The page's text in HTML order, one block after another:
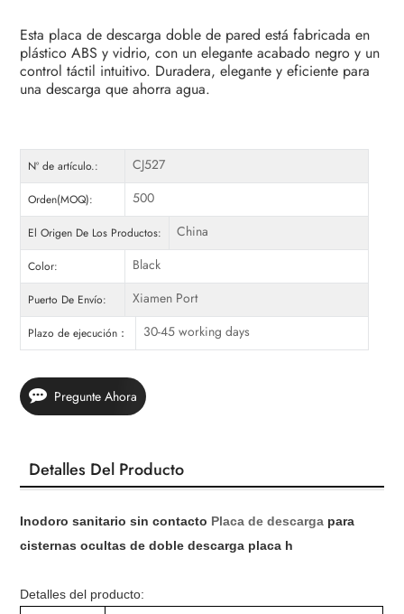
Esta placa de descarga doble de pared está fabricada en
plástico ABS y vidrio, con un elegante acabado negro y un
control táctil intuitivo. Duradera, elegante y eficiente para
una descarga que ahorra agua.
Nº de artículo.: CJ527
Orden(MOQ): 500
El Origen De Los Productos: China
Color: Black
Puerto De Envío: Xiamen Port
Plazo de ejecución： 30-45 working days
Pregunte Ahora
Detalles Del Producto
Inodoro sanitario sin contacto Placa de descarga para
cisternas ocultas de doble descarga placa h
Detalles del producto: